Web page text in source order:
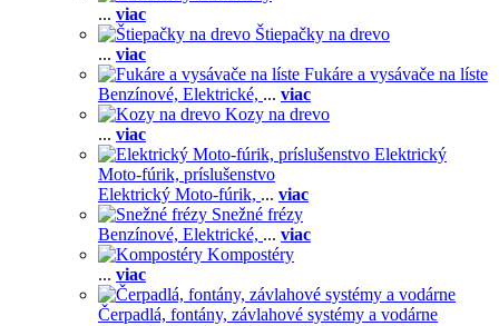
... viac
Štiepačky na drevo
... viac
Fukáre a vysávače na líste
Benzínové, Elektrické, ... viac
Kozy na drevo
... viac
Elektrický
Moto-fúrik, príslušenstvo
Elektrický Moto-fúrik, ... viac
Snežné frézy
Benzínové, Elektrické, ... viac
Kompostéry
... viac
Čerpadlá, fontány, závlahové systémy a vodárne